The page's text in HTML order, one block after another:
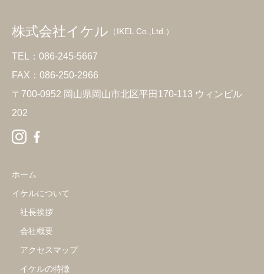
株式会社イケル （IKEL Co.,Ltd.）
TEL：086-245-5667
FAX：086-250-2966
〒700-0952 岡山県岡山市北区平田170-113 ウィンビル
202
ホーム
イケルについて
社長挨拶
会社概要
アクセスマップ
イケルの特徴